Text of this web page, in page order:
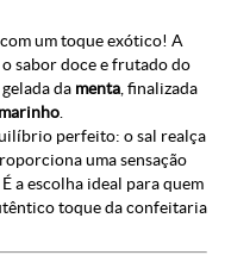
um toque exótico! A
sabor doce e frutado do
da menta , finalizada
perfeito: o sal realça
uma sensação
a escolha ideal para quem
toque da confeitaria